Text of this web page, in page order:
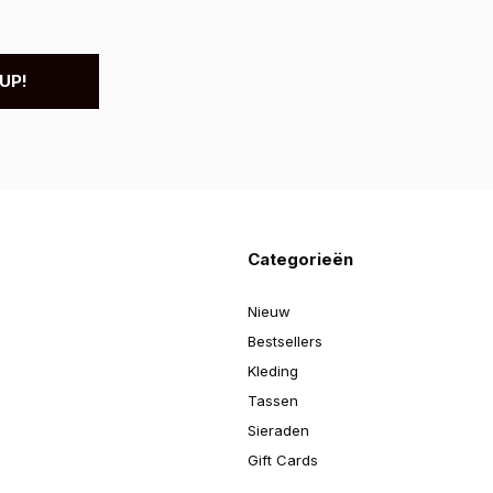
Categorieën
Nieuw
Bestsellers
Kleding
Tassen
Sieraden
Gift Cards